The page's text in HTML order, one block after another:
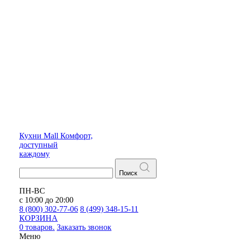
Кухни Mall Комфорт,
доступный
каждому
Поиск
ПН-ВС
с 10:00 до 20:00
8 (800) 302-77-06 8 (499) 348-15-11
КОРЗИНА
0 товаров. Заказать звонок
Меню